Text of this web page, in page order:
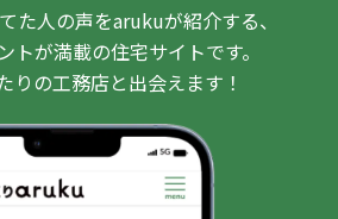
た人の声をarukuが紹介する、
トが満載の住宅サイトです。
りの工務店と出会えます！